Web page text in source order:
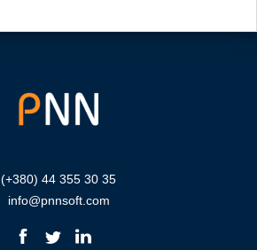
(+380) 44 355 30 35
info@pnnsoft.com